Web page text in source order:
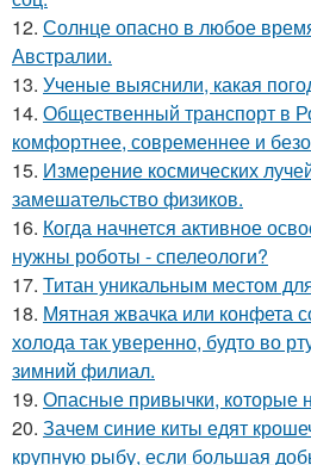
12. Солнце опасно в любое
Австралии.
13. Ученые выяснили, какая
14. Общественный транспорт в
комфортнее, современнее и
15. Измерение космических
замешательство физиков.
16. Когда начнется активное
нужны роботы - спелеологи?
17. Титан уникальным местом
18. Мятная жвачка или конфета
холода так уверенно, будто во
зимний филиал.
19. Опасные привычки, которые
20. Зачем синие киты едят
крупную рыбу, если большая